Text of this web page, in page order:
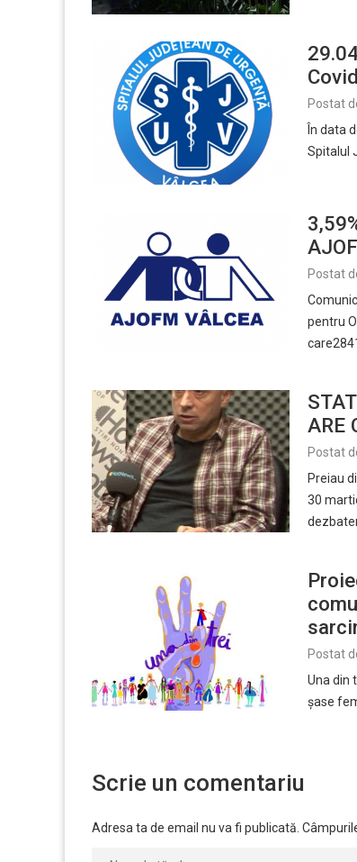
Postat
În data
Spitalul
Postat
pentru
ARE
Postat
Preiau
30
Postat
Una din
șase
Scrie un comentariu
Adresa ta de email nu va fi publicată.